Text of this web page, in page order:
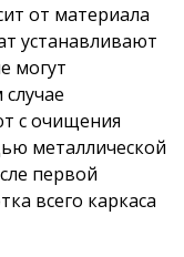
от материала
устанавливают
могут
с очищения
металлической
первой
всего каркаса